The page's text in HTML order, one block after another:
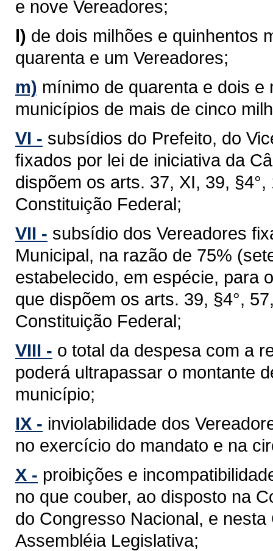
e nove Vereadores;
l) de dois milhões e quinhentos
quarenta e um Vereadores;
m) mínimo de quarenta e dois
municípios de mais de cinco
VI - subsídios do Prefeito, do
ﬁxados por lei de iniciativa da
dispõem os arts. 37, XI, 39,
Constituição Federal;
VII - subsídio dos Vereadores
Municipal, na razão de 75%
estabelecido, em espécie, para
que dispõem os arts. 39, §4°,
Constituição Federal;
VIII - o total da despesa com a
poderá ultrapassar o montante
município;
IX - inviolabilidade dos
no exercício do mandato e na
X - proibições e
no que couber, ao disposto na
do Congresso Nacional, e
Assembléia Legislativa;